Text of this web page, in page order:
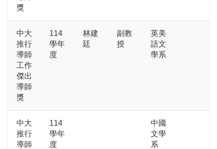
獎
中大
推行
導師
工作
傑出
導師
獎
114
學年
度
林建
廷
副教
授
英美
語文
學系
中大
推行
導師
114
學年
度
中國
文學
系